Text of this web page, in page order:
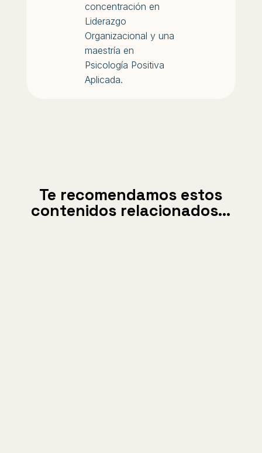
concentración en
Liderazgo
Organizacional y una
maestría en
Psicología Positiva
Aplicada.
Te recomendamos estos
contenidos relacionados…